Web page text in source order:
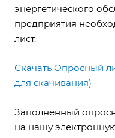
энергетического
предприятия
лист.
Скачать Опросный
для скачивания)
Заполненный
на нашу